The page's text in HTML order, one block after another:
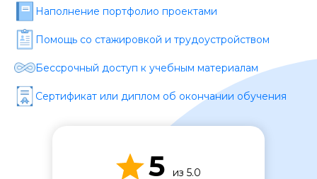
Наполнение портфолио проектами
Помощь со стажировкой и трудоустройством
Бессрочный доступ к учебным материалам
Сертификат или диплом об окончании обучения
5
из 5.0